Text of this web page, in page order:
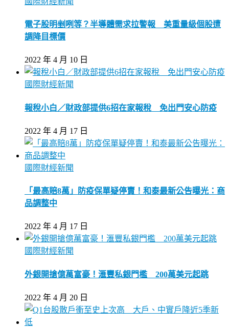
電子股明剉咧等？半導體需求拉警報 美重量級個股遭
調降目標價
2022 年 4 月 10 日
國際財經新聞
報稅小白／財政部提供6招在家報稅 免出門安心防疫
2022 年 4 月 17 日
國際財經新聞
「最高賠8萬」防疫保單疑停賣！和泰最新公告曝光：商
品調整中
2022 年 4 月 17 日
國際財經新聞
外銀開搶億萬富豪！滙豐私銀門檻 200萬美元起跳
2022 年 4 月 20 日